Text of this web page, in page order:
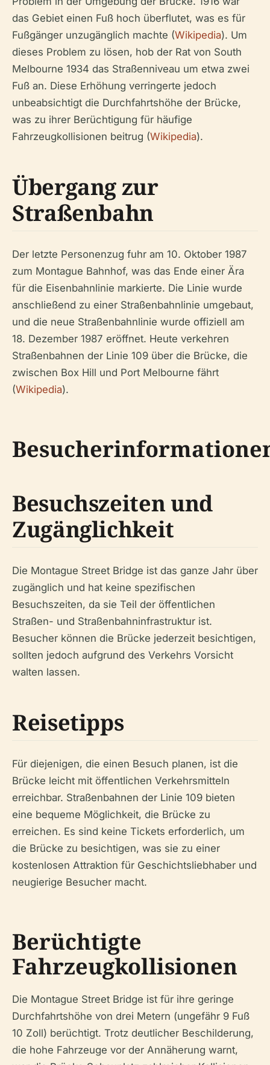
das Gebiet einen Fuß hoch überflutet, was es für
Fußgänger unzugänglich machte (Wikipedia). Um
dieses Problem zu lösen, hob der Rat von South
Melbourne 1934 das Straßenniveau um etwa zwei
Fuß an. Diese Erhöhung verringerte jedoch
unbeabsichtigt die Durchfahrtshöhe der Brücke,
was zu ihrer Berüchtigung für häufige
Fahrzeugkollisionen beitrug (Wikipedia).
Übergang zur
Straßenbahn
Der letzte Personenzug fuhr am 10. Oktober 1987
zum Montague Bahnhof, was das Ende einer Ära
für die Eisenbahnlinie markierte. Die Linie wurde
anschließend zu einer Straßenbahnlinie umgebaut,
und die neue Straßenbahnlinie wurde offiziell am
18. Dezember 1987 eröffnet. Heute verkehren
Straßenbahnen der Linie 109 über die Brücke, die
zwischen Box Hill und Port Melbourne fährt
(Wikipedia).
Besuchszeiten und
Zugänglichkeit
Die Montague Street Bridge ist das ganze Jahr über
zugänglich und hat keine spezifischen
Besuchszeiten, da sie Teil der öffentlichen
Straßen- und Straßenbahninfrastruktur ist.
Besucher können die Brücke jederzeit besichtigen,
sollten jedoch aufgrund des Verkehrs Vorsicht
walten lassen.
Reisetipps
Für diejenigen, die einen Besuch planen, ist die
Brücke leicht mit öffentlichen Verkehrsmitteln
erreichbar. Straßenbahnen der Linie 109 bieten
eine bequeme Möglichkeit, die Brücke zu
erreichen. Es sind keine Tickets erforderlich, um
die Brücke zu besichtigen, was sie zu einer
kostenlosen Attraktion für Geschichtsliebhaber und
neugierige Besucher macht.
Berüchtigte
Fahrzeugkollisionen
Die Montague Street Bridge ist für ihre geringe
Durchfahrtshöhe von drei Metern (ungefähr 9 Fuß
10 Zoll) berüchtigt. Trotz deutlicher Beschilderung,
die hohe Fahrzeuge vor der Annäherung warnt,